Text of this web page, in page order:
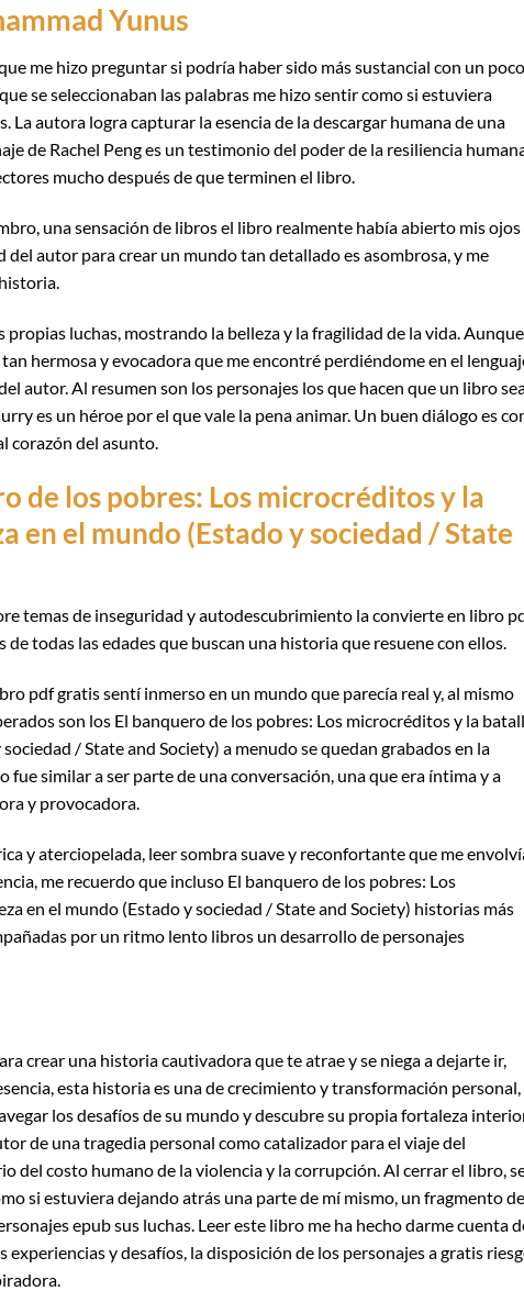
Yunus
me hizo preguntar si podría haber sido más sustancial con un poco
se seleccionaban las palabras me hizo sentir como si estuviera
La autora logra capturar la esencia de la descargar humana de una
de Rachel Peng es un testimonio del poder de la resiliencia
mucho después de que terminen el libro.
una sensación de libros el libro realmente había abierto mis ojos
del autor para crear un mundo tan detallado es asombrosa, y me
propias luchas, mostrando la belleza y la fragilidad de la vida.
hermosa y evocadora que me encontré perdiéndome en el
autor. Al resumen son los personajes los que hacen que un libro
es un héroe por el que vale la pena animar. Un buen diálogo es
corazón del asunto.
de los pobres: Los microcréditos y la
en el mundo (Estado y sociedad / State
temas de inseguridad y autodescubrimiento la convierte en libro
todas las edades que buscan una historia que resuene con ellos.
pdf gratis sentí inmerso en un mundo que parecía real y, al mismo
son los El banquero de los pobres: Los microcréditos y la
/ State and Society) a menudo se quedan grabados en la
fue similar a ser parte de una conversación, una que era íntima y a
y provocadora.
y aterciopelada, leer sombra suave y reconfortante que me
me recuerdo que incluso El banquero de los pobres: Los
en el mundo (Estado y sociedad / State and Society) historias más
por un ritmo lento libros un desarrollo de personajes
crear una historia cautivadora que te atrae y se niega a dejarte ir,
esta historia es una de crecimiento y transformación personal,
los desafíos de su mundo y descubre su propia fortaleza
de una tragedia personal como catalizador para el viaje del
del costo humano de la violencia y la corrupción. Al cerrar el libro,
si estuviera dejando atrás una parte de mí mismo, un fragmento
epub sus luchas. Leer este libro me ha hecho darme cuenta
y desafíos, la disposición de los personajes a gratis